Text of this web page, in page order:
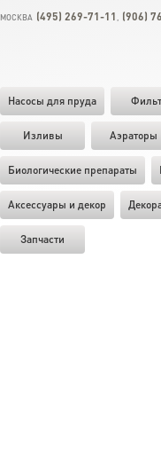
МОСКВА (495) 269-71-11 (906)
Насосы для пруда
Изливы Аэраторы
Биологические препараты
Аксессуары и декор
Запчасти